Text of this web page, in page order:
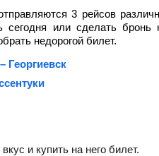
3 рейсов
сегодня или сделать
недорогой билет.
Георгиевск
и купить на него билет.